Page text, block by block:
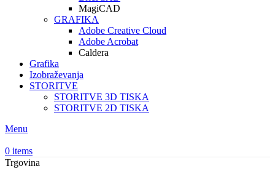
MagiCAD
GRAFIKA
Adobe Creative Cloud
Adobe Acrobat
Caldera
Grafika
Izobraževanja
STORITVE
STORITVE 3D TISKA
STORITVE 2D TISKA
Menu
0 items
Trgovina